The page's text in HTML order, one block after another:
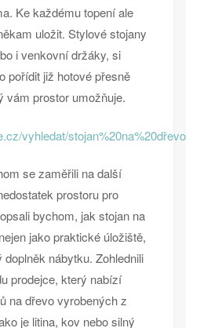
Ke každému topení ale
uložit. Stylové stojany
i venkovní držáky, si
pořídit již hotové přesně
vám prostor umožňuje.
vyhledat/stojan%20na%20dřevo
se zaměřili na další
prostoru pro
bychom, jak stojan na
jako praktické úložiště,
nábytku. Zohlednili
prodejce, který nabízí
na dřevo vyrobených z
je litina, kov nebo silný